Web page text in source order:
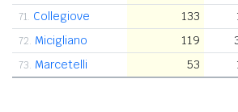
71. Collegiove 133
72. Micigliano 119
73. Marcetelli 53